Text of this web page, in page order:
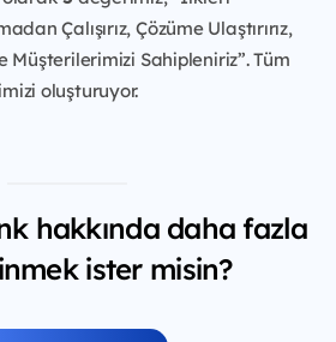
Çalışırız, Çözüme Ulaştırırız,
Müşterilerimizi Sahipleniriz”. Tüm
oluşturuyor.
hakkında daha fazla
ister misin?